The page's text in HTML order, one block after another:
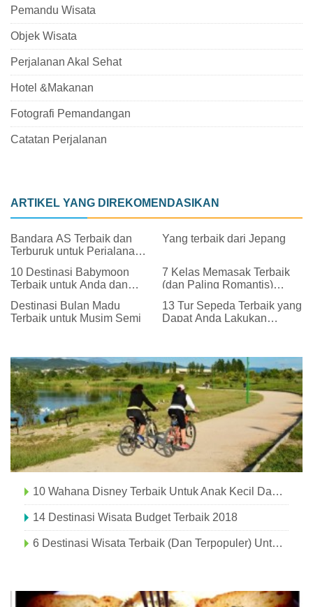
Pemandu Wisata
Objek Wisata
Perjalanan Akal Sehat
Hotel &Makanan
Fotografi Pemandangan
Catatan Perjalanan
ARTIKEL YANG DIREKOMENDASIKAN
Bandara AS Terbaik dan
Terburuk untuk Perjalanan
Yang terbaik dari Jepang
10 Destinasi Babymoon
Terbaik untuk Anda dan
7 Kelas Memasak Terbaik
(dan Paling Romantis)
Destinasi Bulan Madu
Terbaik untuk Musim Semi
13 Tur Sepeda Terbaik yang
Dapat Anda Lakukan
10 Wahana Disney Terbaik Untuk Anak Kecil Dan Balita
14 Destinasi Wisata Budget Terbaik 2018
6 Destinasi Wisata Terbaik (dan Terpopuler) Untuk Musim Gugur